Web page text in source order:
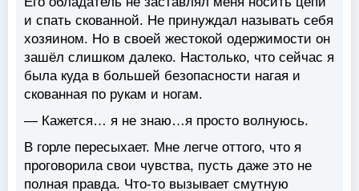
и спать скованной. Не принуждал называть себя
хозяином. Но в своей жестокой одержимости он
зашёл слишком далеко. Настолько, что сейчас я
была куда в большей безопасности нагая и
скованная по рукам и ногам.
— Кажется… я не знаю…я просто волнуюсь.
В горле пересыхает. Мне легче оттого, что я
проговорила свои чувства, пусть даже это не
полная правда. Что-то вызывает смутную